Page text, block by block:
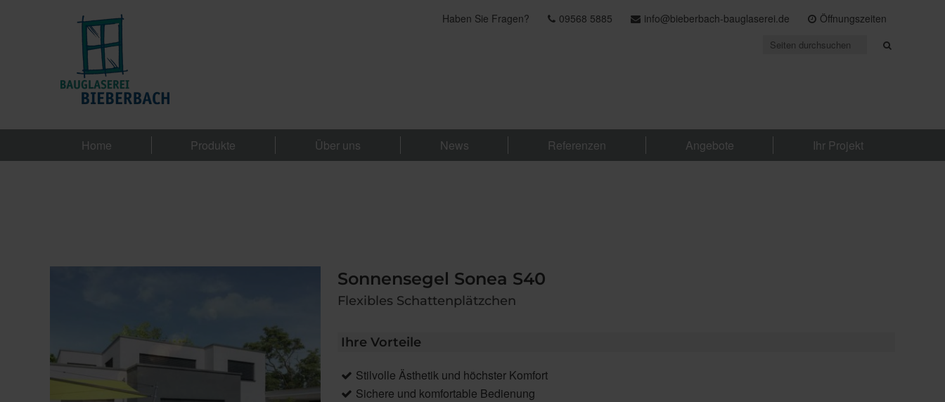
Haben Sie Fragen? 09568 5885 info@bieberbach-bauglaserei.de Öffnungszeiten
Home Produkte Über uns News Referenzen Angebote Ihr Projekt
Sonnensegel Sonea S40
Flexibles Schattenplätzchen
Ihre Vorteile
Stilvolle Ästhetik und höchster Komfort
Sichere und komfortable Bedienung